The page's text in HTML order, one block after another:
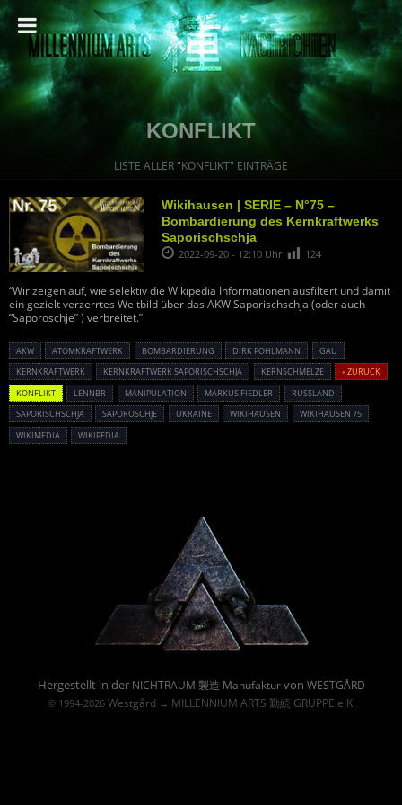
KONFLIKT
LISTE ALLER "KONFLIKT" EINTRÄGE
Wikihausen | SERIE – N°75 –
Bombardierung des Kernkraftwerks
Saporischschja
2022-09-20 - 12:10 Uhr 124
“Wir zeigen auf, wie selektiv die Wikipedia Informationen ausfiltert und damit
ein gezielt verzerrtes Weltbild über das AKW Saporischschja (oder auch
“Saporoschje” ) verbreitet.”
AKW ATOMKRAFTWERK BOMBARDIERUNG DIRK POHLMANN
GAU
KERNKRAFTWERK
KERNKRAFTWERK SAPORISCHSCHJA KERNSCHMELZE
« ZURÜCK
KONFLIKT
LENNBR MANIPULATION MARKUS FIEDLER
RUSSLAND
SAPORISCHSCHJA
SAPOROSCHJE UKRAINE WIKIHAUSEN
WIKIHAUSEN 75
WIKIMEDIA
WIKIPEDIA
Hergestellt in der NICHTRAUM 製造 Manufakturvon WESTGÅRD
© 1994-2026 Westgård→ MILLENNIUM ARTS 勤続 GRUPPE e.K.
Powered By :